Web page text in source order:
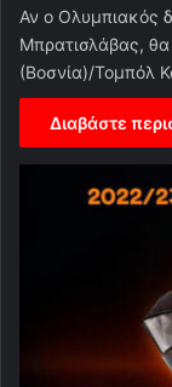
Αν ο Ολυμπιακός
Μπρατισλάβας, θα
(Βοσνία)/Τομπόλ
Διαβάστε